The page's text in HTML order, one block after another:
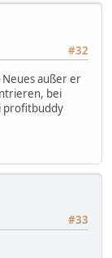
#32
Neues außer er
bei
profitbuddy
#33